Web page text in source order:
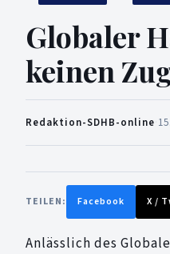
Globaler
keinen
Redaktion-SDHB-online
TEILEN: Facebook X /
Anlässlich des